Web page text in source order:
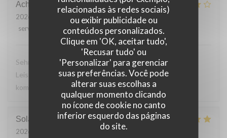
relacionadas às redes sociais)
ou exibir publicidade ou
conteúdos personalizados.
Clique em 'OK, aceitar tudo',
'Recusar tudo' ou
'Personalizar' para gerenciar
suas preferências. Você pode
alterar suas escolhas a
qualquer momento clicando
no ícone de cookie no canto
inferior esquerdo das páginas
do site.
Achim
2026-07-24
- 19:30 - guests 2
service
ambience:4/5 menu: 4/5 quality_price
Sehr leckeres 3 Gang Menü mit guten Preis
Leistungsverhältnis. Nettes freundliches Personal Wir
kommen gerne wieder
Solange
2026-07-24
- 13:30 - guests 2